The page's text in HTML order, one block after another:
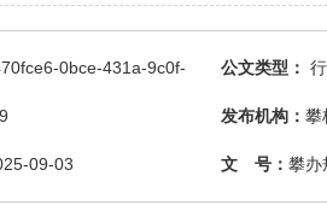
0bce-431a-9c0f- 公文类型：
发布机构： 攀
09-03 文 号： 攀办